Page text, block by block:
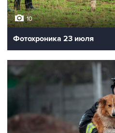
10
Фотохроника 23 июля